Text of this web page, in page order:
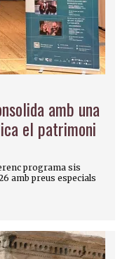
amb una
el patrimoni
programa sis
amb preus especials